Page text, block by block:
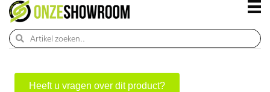
Heeft u vragen over dit product?